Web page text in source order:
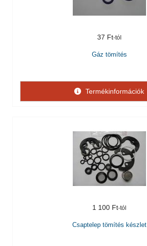
37 Ft
Gáz tömítés
Termékinformációk
1 100 Ft
Csaptelep tömítés készlet